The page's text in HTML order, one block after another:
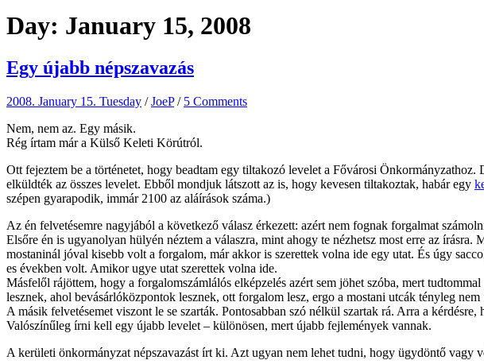
Day: January 15, 2008
Egy újabb népszavazás
2008. January 15. Tuesday /JoeP / 5 Comments
Nem, nem az. Egy másik.
Rég írtam már a Külső Keleti Körútról.
Ott fejeztem be a történetet, hogy beadtam egy tiltakozó levelet a Fővárosi
elküldték az összes levelet. Ebből mondjuk látszott az is, hogy kevesen tiltakoztak, habár egy
szépen gyarapodik, immár 2100 az aláírások száma.)
Az én felvetésemre nagyjából a következő válasz érkezett: azért nem fognak forgalmat
Elsőre én is ugyanolyan hülyén néztem a válaszra, mint ahogy te nézhetsz most erre az
mostaninál jóval kisebb volt a forgalom, már akkor is szerettek volna ide egy utat. És úgy
es években volt. Amikor ugye utat szerettek volna ide.
Másfelől rájöttem, hogy a forgalomszámlálós elképzelés azért sem jöhet szóba, mert
lesznek, ahol bevásárlóközpontok lesznek, ott forgalom lesz, ergo a mostani utcák tényleg
A másik felvetésemet viszont le se szarták. Pontosabban szó nélkül szartak rá. Arra a
Valószínűleg írni kell egy újabb levelet – különösen, mert újabb fejlemények vannak.
A kerületi önkormányzat népszavazást írt ki. Azt ugyan nem lehet tudni, hogy ügydöntő vagy